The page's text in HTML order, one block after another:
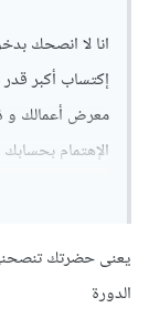
انا لا انصحك
إكتساب أكبر قدر
معرض أعمالك و
الإهتمام
المهارات التي
ذلك لجذب
بإمكانك متابعة
يعنى حضرتك
الدورة